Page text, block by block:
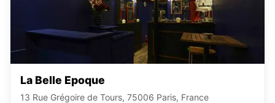
La Belle Epoque
13 Rue Grégoire de Tours, 75006 Paris, France